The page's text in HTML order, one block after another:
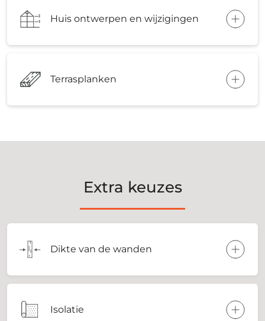
Huis ontwerpen en wijzigingen
Terrasplanken
Extra keuzes
Dikte van de wanden
Isolatie